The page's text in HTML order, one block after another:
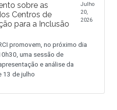
sobre as
Centros de
para a Inclusão
Julho
20,
2026
promovem, no próximo dia
uma sessão de
e análise da
13 de julho